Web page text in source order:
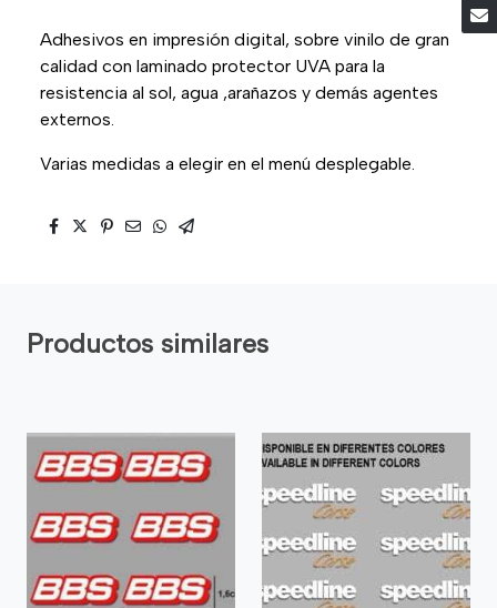
Adhesivos en impresión digital, sobre vinilo de gran
calidad con laminado protector UVA para la
resistencia al sol, agua ,arañazos y demás agentes
externos.
Varias medidas a elegir en el menú desplegable.
Productos similares